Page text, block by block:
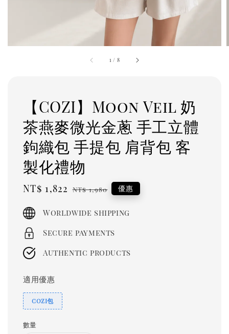
1 / 8
【COZI】Moon Veil 奶
茶燕麥微光金蔥 手工立體
鉤織包 手提包 肩背包 客
製化禮物
Sale
NT$ 1,822 Regular
NT$ 1,980 優惠
Worldwide shipping
Secure payments
Authentic products
適用優惠
cozi包
數量